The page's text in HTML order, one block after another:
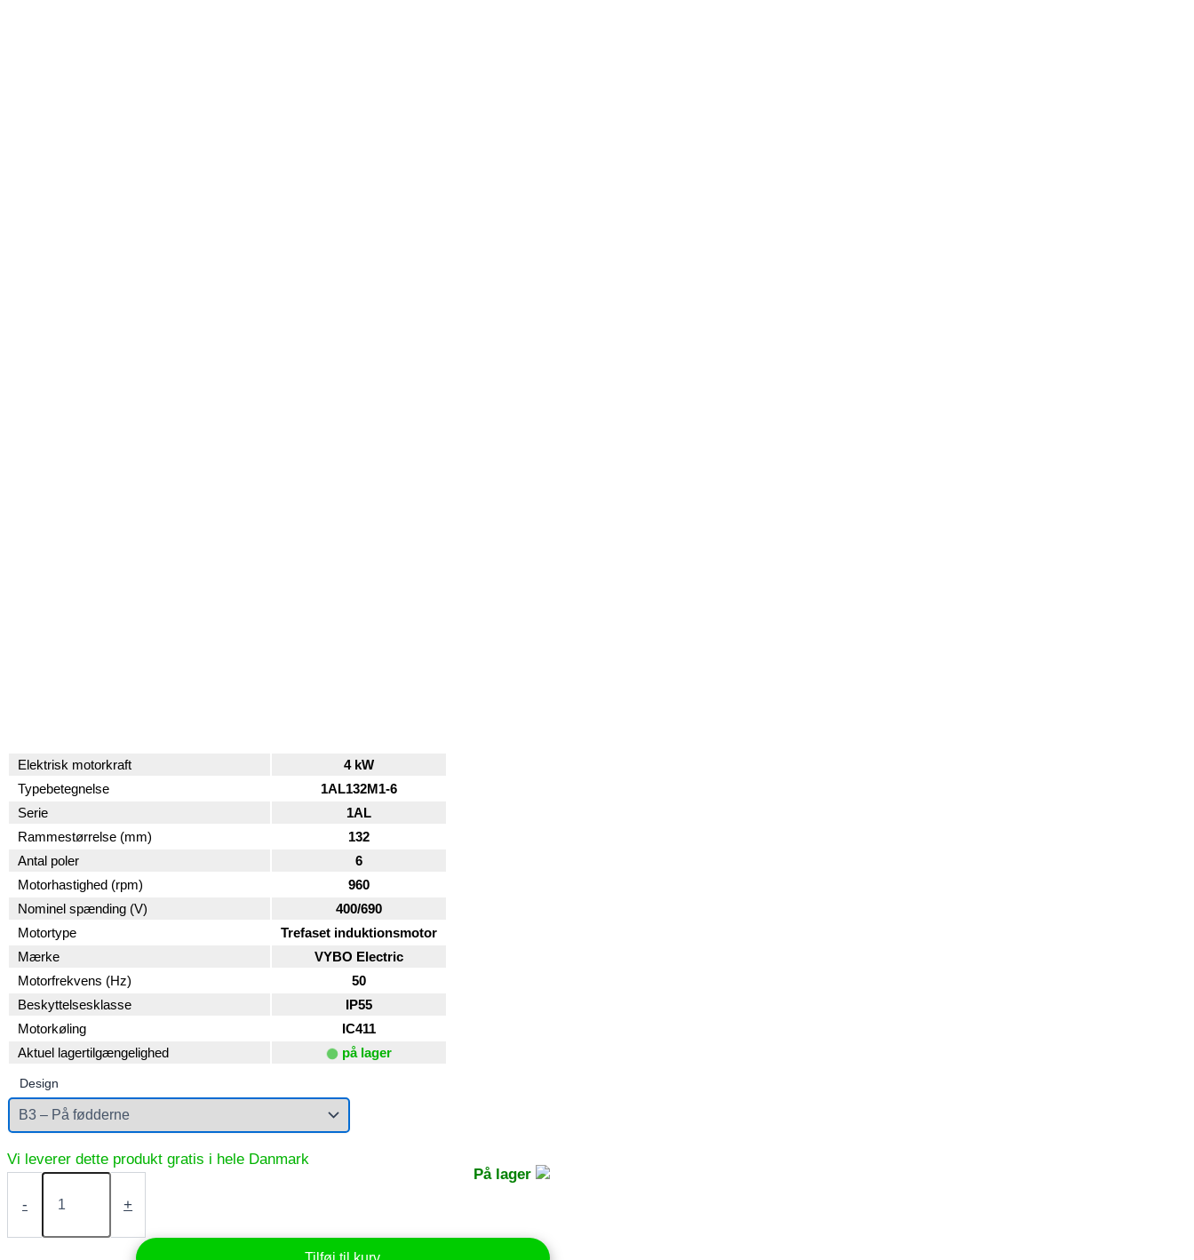
Elektrisk motorkraft
4 kW
Typebetegnelse
1AL132M1-6
Serie
1AL
Rammestørrelse (mm)
132
Antal poler
6
Motorhastighed (rpm)
960
Nominel spænding (V)
400/690
Motortype
Trefaset induktionsmotor
Mærke
VYBO Electric
Motorfrekvens (Hz)
50
Beskyttelsesklasse
IP55
Motorkøling
IC411
Aktuel lagertilgængelighed
på lager
Design
På lager
-
Elektrisk
kW
+